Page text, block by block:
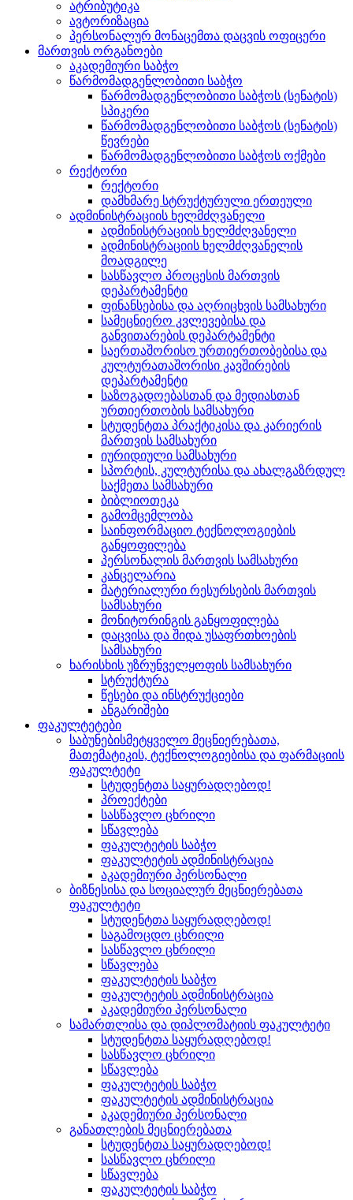
ატრიბუტიკა
ავტორიზაცია
პერსონალურ მონაცემთა დაცვის ოფიცერი
მართვის ორგანოები
აკადემიური საბჭო
წარმომადგენლობითი საბჭო
წარმომადგენლობითი საბჭოს (სენატის)
სპიკერი
წარმომადგენლობითი საბჭოს (სენატის)
წევრები
წარმომადგენლობითი საბჭოს ოქმები
რექტორი
რექტორი
დამხმარე სტრუქტურული ერთეული
ადმინისტრაციის ხელმძღვანელი
ადმინისტრაციის ხელმძღვანელი
ადმინისტრაციის ხელმძღვანელის
მოადგილე
სასწავლო პროცესის მართვის
დეპარტამენტი
ფინანსებისა და აღრიცხვის სამსახური
სამეცნიერო კვლევებისა და
განვითარების დეპარტამენტი
საერთაშორისო ურთიერთობებისა და
კულტურათაშორისი კავშირების
დეპარტამენტი
საზოგადოებასთან და მედიასთან
ურთიერთობის სამსახური
სტუდენტთა პრაქტიკისა და კარიერის
მართვის სამსახური
იურიდიული სამსახური
სპორტის, კულტურისა და ახალგაზრდულ
საქმეთა სამსახური
ბიბლიოთეკა
გამომცემლობა
საინფორმაციო ტექნოლოგიების
განყოფილება
პერსონალის მართვის სამსახური
კანცელარია
მატერიალური რესურსების მართვის
სამსახური
მონიტორინგის განყოფილება
დაცვისა და შიდა უსაფრთხოების
სამსახური
ხარისხის უზრუნველყოფის სამსახური
სტრუქტურა
წესები და ინსტრუქციები
ანგარიშები
ფაკულტეტები
საბუნებისმეტყველო მეცნიერებათა,
მათემატიკის, ტექნოლოგიებისა და ფარმაციის
ფაკულტეტი
სტუდენტთა საყურადღებოდ!
პროექტები
სასწავლო ცხრილი
სწავლება
ფაკულტეტის საბჭო
ფაკულტეტის ადმინისტრაცია
აკადემიური პერსონალი
ბიზნესისა და სოციალურ მეცნიერებათა
ფაკულტეტი
სტუდენტთა საყურადღებოდ!
საგამოცდო ცხრილი
სასწავლო ცხრილი
სწავლება
ფაკულტეტის საბჭო
ფაკულტეტის ადმინისტრაცია
აკადემიური პერსონალი
სამართლისა და დიპლომატიის ფაკულტეტი
სტუდენტთა საყურადღებოდ!
სასწავლო ცხრილი
სწავლება
ფაკულტეტის საბჭო
ფაკულტეტის ადმინისტრაცია
აკადემიური პერსონალი
განათლების მეცნიერებათა
სტუდენტთა საყურადღებოდ!
სასწავლო ცხრილი
სწავლება
ფაკულტეტის საბჭო